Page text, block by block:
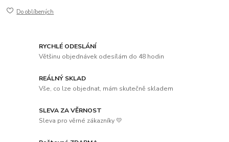
Do oblíbených
RYCHLÉ ODESLÁNÍ
Většinu objednávek odesílám do 48 hodin
REÁLNÝ SKLAD
Vše, co lze objednat, mám skutečně skladem
SLEVA ZA VĚRNOST
Sleva pro věrné zákazníky 💛